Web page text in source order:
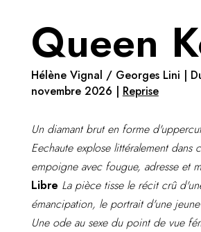
Queen
Hélène Vignal / Georges Lini |
novembre 2026 | Reprise
Un diamant brut en forme
Eechaute explose littéralement dans
empoigne avec fougue, adresse et
Libre La pièce tisse le récit crû
émancipation, le portrait d'une
Une ode au sexe du point de vue